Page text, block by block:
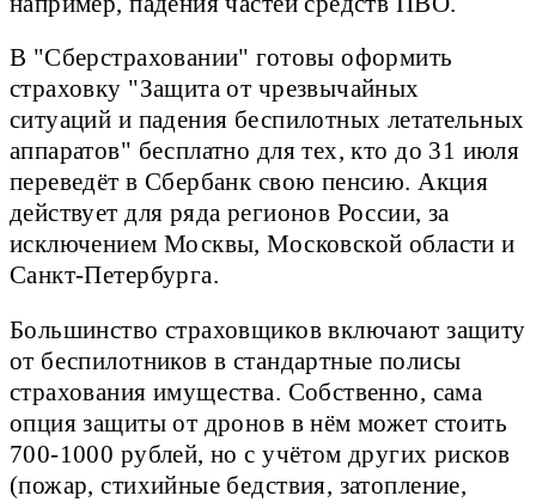
В "Сберстраховании" готовы оформить
страховку "Защита от чрезвычайных
ситуаций и падения беспилотных летательных
аппаратов" бесплатно для тех, кто до 31 июля
переведёт в Сбербанк свою пенсию. Акция
действует для ряда регионов России, за
исключением Москвы, Московской области и
Санкт-Петербурга.
Большинство страховщиков включают защиту
от беспилотников в стандартные полисы
страхования имущества. Собственно, сама
опция защиты от дронов в нём может стоить
700-1000 рублей, но с учётом других рисков
(пожар, стихийные бедствия, затопление,